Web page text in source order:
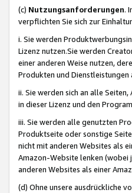
(c) Nutzungsanforderungen.
verpflichten Sie sich zur
i. Sie werden
Lizenz nutzen.Sie werden
einer anderen Weise nutzen,
Produkten und
ii. Sie werden sich an alle
in dieser Lizenz und den
iii. Sie werden alle genutzten
Produktseite oder sonstige
nicht mit anderen Websites als
Amazon-Website lenken (wobei
anderen Websites als einer
(d) Ohne unsere ausdrückliche